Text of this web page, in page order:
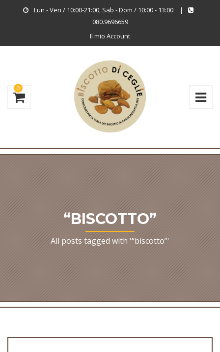
Lun - Ven / 10:00-21:00, Sab - Dom / 10:00 - 13:00
|
080.9696659
Il mio Account
0
“BISCOTTO”
All posts tagged with '“biscotto”'